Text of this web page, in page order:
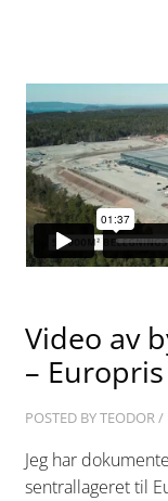
Video av
–
POSTED BYTEODOR/
Jeg har
sentrallageret til